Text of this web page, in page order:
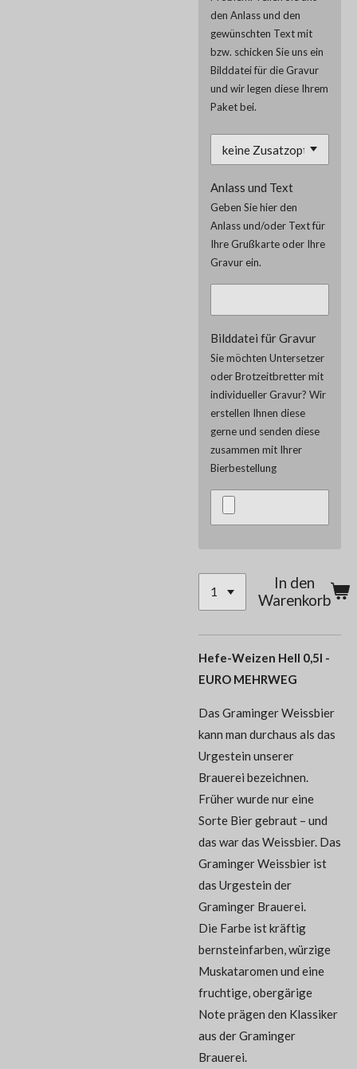
den Anlass und den
gewünschten Text mit
bzw. schicken Sie uns ein
Bilddatei für die Gravur
und wir legen diese Ihrem
Paket bei.
Anlass und Text
Geben Sie hier den
Anlass und/oder Text für
Ihre Grußkarte oder Ihre
Gravur ein.
Bilddatei für Gravur
Sie möchten Untersetzer
oder Brotzeitbretter mit
individueller Gravur? Wir
erstellen Ihnen diese
gerne und senden diese
zusammen mit Ihrer
Bierbestellung
In den
Warenkorb
Hefe-Weizen Hell 0,5l -
EURO MEHRWEG
Das Graminger Weissbier
kann man durchaus als das
Urgestein unserer
Brauerei bezeichnen.
Früher wurde nur eine
Sorte Bier gebraut – und
das war das Weissbier. Das
Graminger Weissbier ist
das Urgestein der
Graminger Brauerei.
Die Farbe ist kräftig
bernsteinfarben, würzige
Muskataromen und eine
fruchtige, obergärige
Note prägen den Klassiker
aus der Graminger
Brauerei.